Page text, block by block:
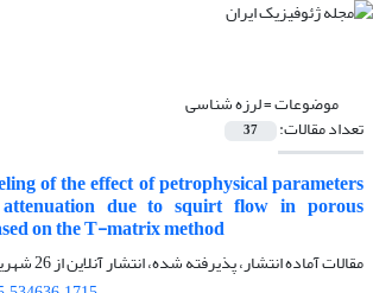
موضوعات =لرزه شناسی
تعداد مقالات: 37
of the effect of petrophysical parameters
due to squirt flow in porous
on the T-matrix method
مقالات آماده انتشار، پذیرفته شده، انتشار آنلاین از26 شهریور 1404